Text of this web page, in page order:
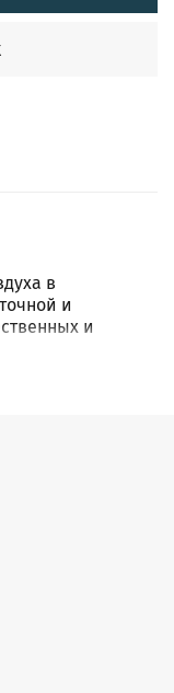
в
и
и
1,5 мм